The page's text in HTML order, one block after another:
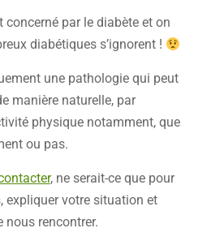
par le diabète et on
diabétiques s’ignorent !
une pathologie qui peut
manière naturelle, par
physique notamment, que
ou pas.
, ne serait-ce que pour
expliquer votre situation et
nous rencontrer.